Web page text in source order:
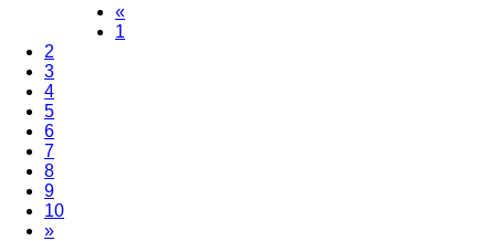
«
1
2
3
4
5
6
7
8
9
10
»